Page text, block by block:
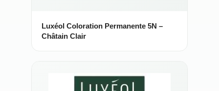
Luxéol Coloration Permanente 5N –
Châtain Clair